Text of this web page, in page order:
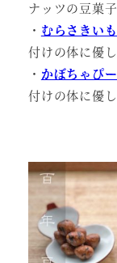
ナッツの豆菓子
・ むらさきい
付けの体に優
・ かぼちゃぴー
付けの体に優